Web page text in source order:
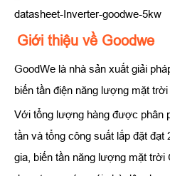
datasheet-Inverter-goodwe-5kw
Giới thiệu về Goodwe
GoodWe là nhà sản xuất giải
biến tần điện năng lượng mặt trời
Với tổng lượng hàng được phân
tần và tổng công suất lắp đặt đạt
gia, biến tần năng lượng mặt